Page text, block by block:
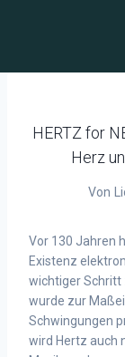
HERTZ for
Herz
Von
Vor 130 Jahren
Existenz
wichtiger Schritt
wurde zur
Schwingungen
wird Hertz auch